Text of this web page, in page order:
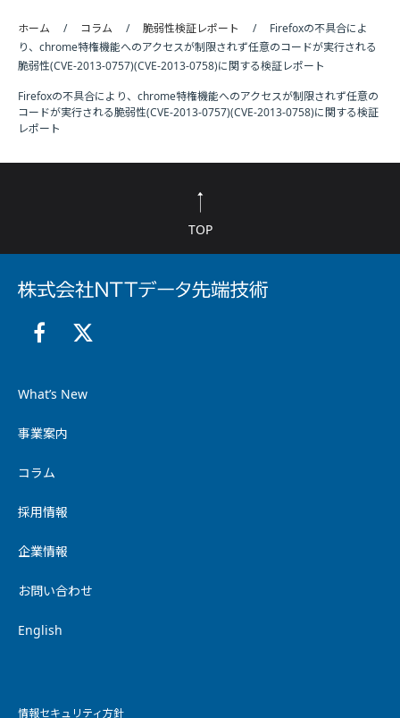
ホーム コラム 脆弱性検証レポート
Firefoxの不具合によ
り、chrome特権機能へのアクセスが制限されず任意のコードが実行される
脆弱性(CVE-2013-0757)(CVE-2013-0758)に関する検証レポート
Firefoxの不具合により、chrome特権機能へのアクセスが制限されず任意の
コードが実行される脆弱性(CVE-2013-0757)(CVE-2013-0758)に関する検証
レポート
TOP
What’s New
事業案内
コラム
採用情報
企業情報
お問い合わせ
English
情報セキュリティ方針